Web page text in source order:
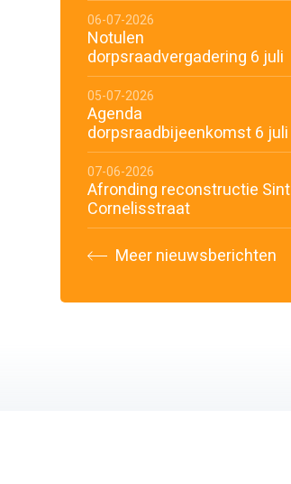
06-07-2026
Notulen
dorpsraadvergadering 6 juli
05-07-2026
Agenda
dorpsraadbijeenkomst 6 juli
07-06-2026
Afronding reconstructie Sint
Cornelisstraat
Meer nieuwsberichten